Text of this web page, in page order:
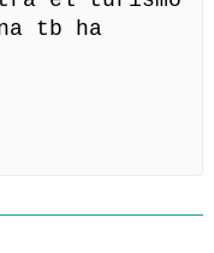
tb ha